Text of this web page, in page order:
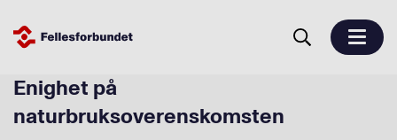
Enighet på
naturbruksoverenskomsten